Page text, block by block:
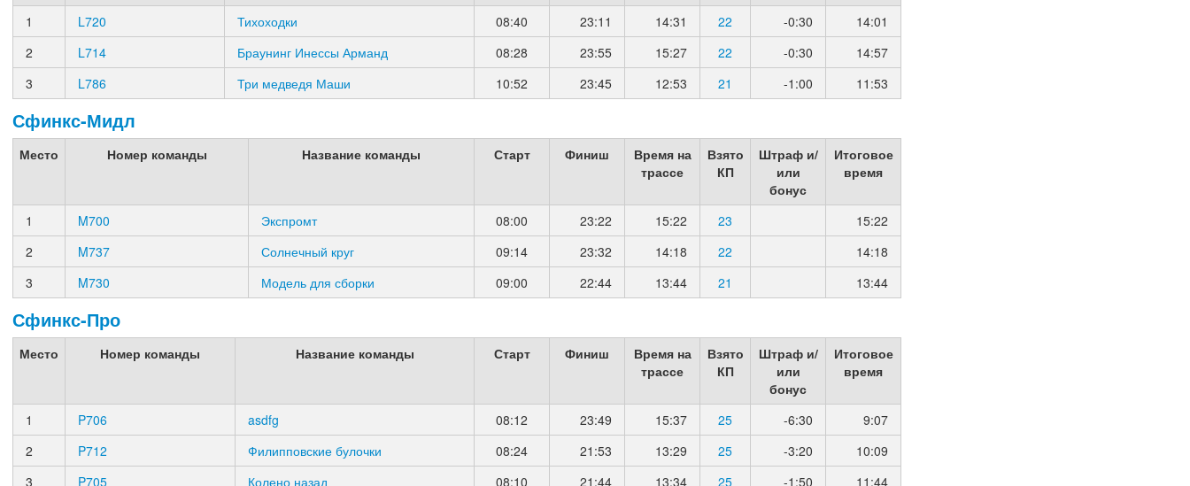
1 L720 Тихоходки 08:40 23:11 14:31 22 -0:30
14:01
2
L714 Браунинг Инессы Арманд 08:28 23:55 15:27 22 -0:30
14:57
3
L786 Три медведя Маши 10:52 23:45 12:53 21 -1:00 11:53
Сфинкс-Мидл
Место Номер команды Название команды Старт Финиш
Время на
трассе
Взято
КП
Штраф и/
или
бонус
Итоговое
время
1 M700 Экспромт 08:00 23:22 15:22 23
15:22
2
M737 Солнечный круг 09:14 23:32 14:18 22
14:18
3
M730 Модель для сборки 09:00 22:44 13:44 21 13:44
Сфинкс-Про
Место Номер команды Название команды Старт Финиш
Время на
трассе
Взято
КП
Штраф и/
или
бонус
Итоговое
время
1 P706 asdfg 08:12 23:49 15:37 25 -6:30
9:07
2
P712 Филипповские булочки 08:24 21:53 13:29 25 -3:20
10:09
3
P705 Колено назад 08:10 21:44 13:34 25 -1:50 11:44